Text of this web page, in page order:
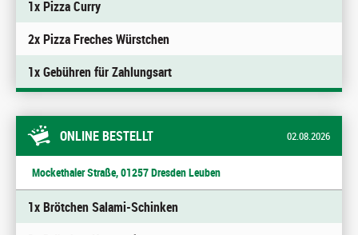
1x Pizza Curry
2x Pizza Freches Würstchen
1x Gebühren für Zahlungsart
ONLINE BESTELLT 02.08.2026
Mockethaler Straße, 01257 Dresden Leuben
1x Brötchen Salami-Schinken